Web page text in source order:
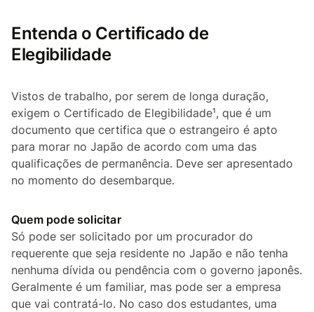
Entenda o Certificado de
Elegibilidade
Vistos de trabalho, por serem de longa duração,
exigem o Certificado de Elegibilidade¹, que é um
documento que certifica que o estrangeiro é apto
para morar no Japão de acordo com uma das
qualificações de permanência. Deve ser apresentado
no momento do desembarque.
Quem pode solicitar
Só pode ser solicitado por um procurador do
requerente que seja residente no Japão e não tenha
nenhuma dívida ou pendência com o governo japonês.
Geralmente é um familiar, mas pode ser a empresa
que vai contratá-lo. No caso dos estudantes, uma